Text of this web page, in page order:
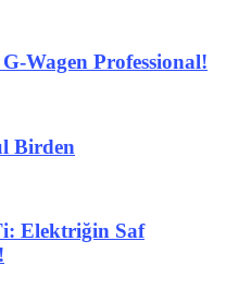
Wagen Professional!
Birden
Elektriğin Saf